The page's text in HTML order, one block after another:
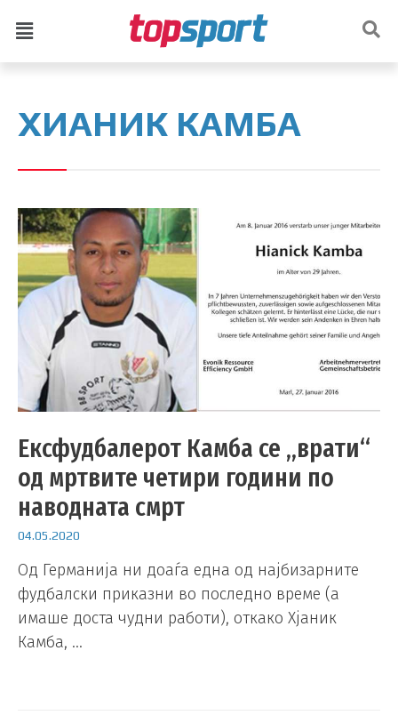
ХИАНИК КАМБА
Ексфудбалерот Камба се „врати“
од мртвите четири години по
наводната смрт
04.05.2020
Од Германија ни доаѓа една од најбизарните
фудбалски приказни во последно време (а
имаше доста чудни работи), откако Хјаник
Камба, …